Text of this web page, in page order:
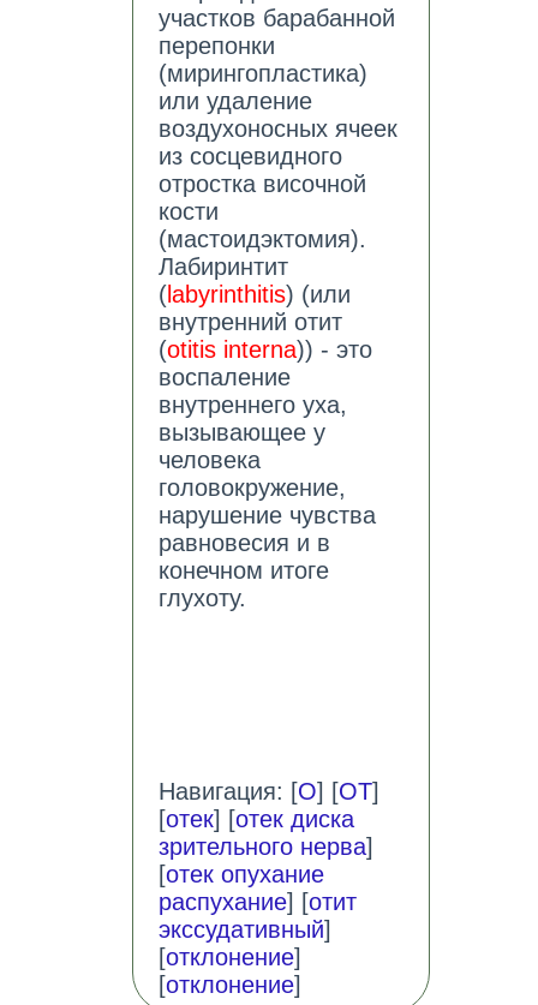
участков барабанной
перепонки
(мирингопластика)
или удаление
воздухоносных ячеек
из сосцевидного
отростка височной
кости
(мастоидэктомия).
Лабиринтит
(labyrinthitis) (или
внутренний отит
(otitis interna)) - это
воспаление
внутреннего уха,
вызывающее у
человека
головокружение,
нарушение чувства
равновесия и в
конечном итоге
глухоту.
Навигация: [О] [ОТ]
[отек] [отек диска
зрительного нерва]
[отек опухание
распухание] [отит
экссудативный]
[отклонение]
[отклонение]